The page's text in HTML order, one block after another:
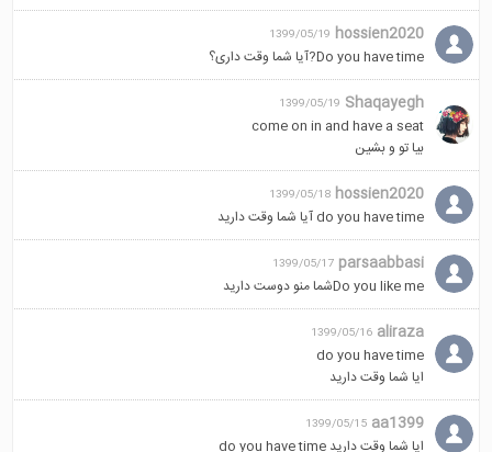
hossien2020
1399/05/19
Do you have time?آیا شما وقت داری؟
Shaqayegh
1399/05/19
come on in and have a seat
بیا تو و بشین
hossien2020
1399/05/18
do you have time آیا شما وقت دارید
parsaabbasi
1399/05/17
Do you like meشما منو دوست دارید
aliraza
1399/05/16
do you have time
ایا شما وقت دارید
aa1399
1399/05/15
ایا شما وقت دارید do you have time